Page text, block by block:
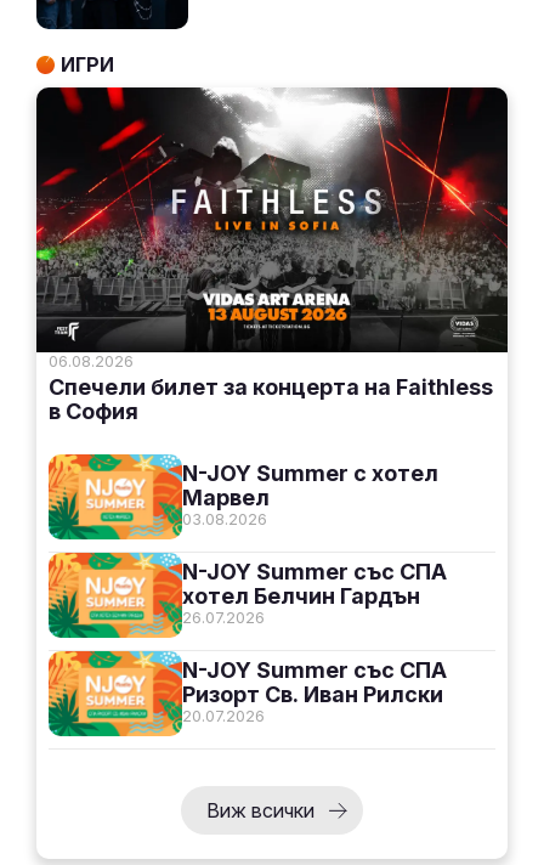
ИГРИ
06.08.2026
Спечели билет за концерта на Faithless
в София
03.08.2026
N-JOY Summer с хотел
Марвел
26.07.2026
N-JOY Summer със СПА
хотел Белчин Гардън
20.07.2026
N-JOY Summer със СПА
Ризорт Св. Иван Рилски
Виж всички